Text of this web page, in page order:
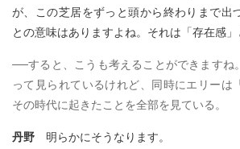
が、この芝居をずっと頭から終わりまで出
との意味はありますよね。それは「存在感」
──すると、こうも考えることができますね
って見られているけれど、同時にエリーは
その時代に起きたことを全部を見ている。
丹野 明らかにそうなります。